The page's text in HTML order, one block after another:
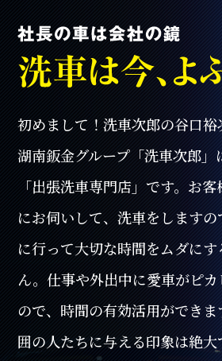
初めまして！洗車次郎の谷口裕
湖南鈑金グループ「洗車次郎」
「出張洗車専門店」です。 お客
にお伺いして、洗車をしますの
に行って大切な時間をムダに
ん。仕事や外出中に愛車がピ
ので、時間の有効活用ができま
囲の人たちに与える印象は絶大